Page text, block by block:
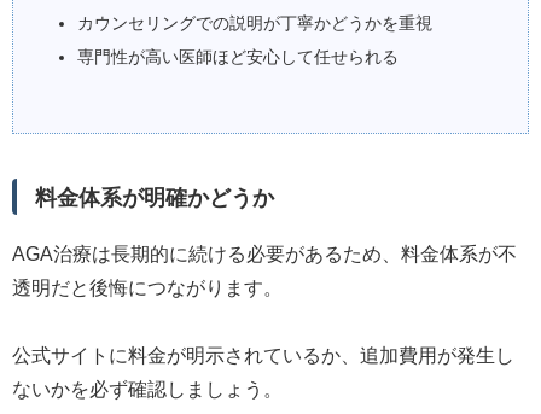
カウンセリングでの説明が丁寧かどうかを重視
専門性が高い医師ほど安心して任せられる
料金体系が明確かどうか
AGA治療は長期的に続ける必要があるため、料金体系が不
透明だと後悔につながります。
公式サイトに料金が明示されているか、追加費用が発生し
ないかを必ず確認しましょう。